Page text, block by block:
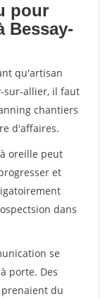
pour
Bessay-
qu'artisan
sur-allier, il faut
chantiers
d'affaires.
oreille peut
et
dans
se
porte. Des
du